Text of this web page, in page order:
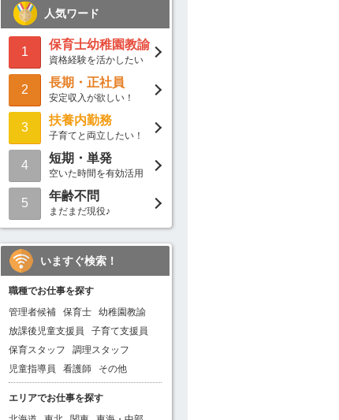
人気ワード
1
保育士幼稚園教諭
資格経験を活かしたい
2
長期・正社員
安定収入が欲しい！
3
扶養内勤務
子育てと両立したい！
4
短期・単発
空いた時間を有効活用
5
年齢不問
まだまだ現役♪
いますぐ検索！
職種でお仕事を探す
管理者候補
保育士
幼稚園教諭
放課後児童支援員
子育て支援員
保育スタッフ
調理スタッフ
児童指導員
看護師 その他
エリアでお仕事を探す